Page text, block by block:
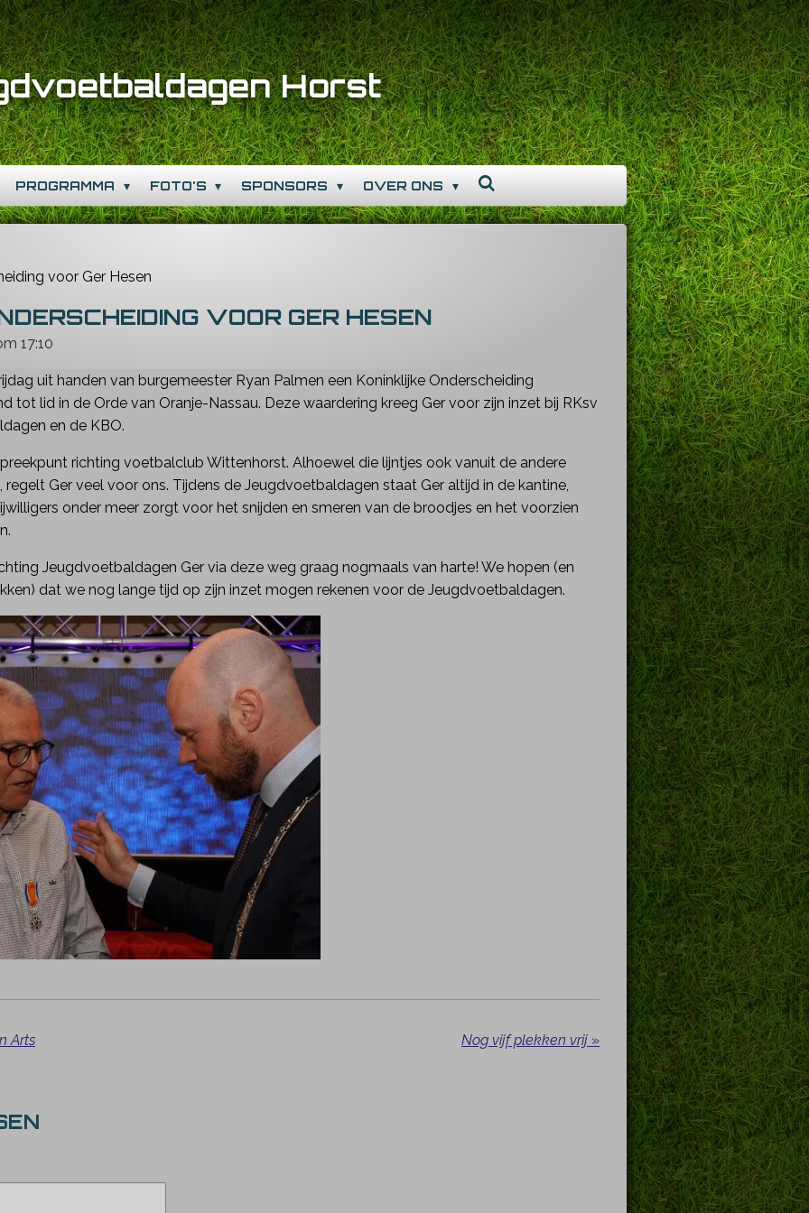
Horst
PROGRAMMA FOTO'S SPONSORS OVER ONS
voor Ger Hesen
VOOR GER HESEN
17:10
uit handen van burgemeester Ryan Palmen een Koninklijke Onderscheiding
tot lid in de Orde van Oranje-Nassau. Deze waardering kreeg Ger voor zijn inzet bij RKsv
en de KBO.
richting voetbalclub Wittenhorst. Alhoewel die lijntjes ook vanuit de andere
regelt Ger veel voor ons. Tijdens de Jeugdvoetbaldagen staat Ger altijd in de kantine,
onder meer zorgt voor het snijden en smeren van de broodjes en het voorzien
Jeugdvoetbaldagen Ger via deze weg graag nogmaals van harte! We hopen (en
dat we nog lange tijd op zijn inzet mogen rekenen voor de Jeugdvoetbaldagen.
Arts Nog vijf plekken vrij »